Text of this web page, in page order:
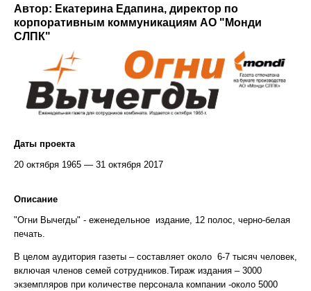
Автор: Екатерина Едапина, директор по
корпоративным коммуникациям АО "Монди
СЛПК"
Даты проекта
20 октября 1965 — 31 октября 2017
Описание
"Огни Вычегды" - еженедельное издание, 12 полос, черно-белая
печать.
В целом аудитория газеты – составляет около 6-7 тысяч человек,
включая членов семей сотрудников.Тираж издания – 3000
экземпляров при количестве персонала компании -около 5000